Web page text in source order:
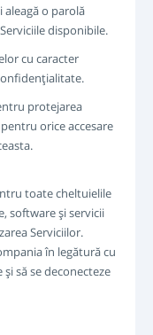
aleagă o parolă
disponibile.
cu caracter
protejarea
orice accesare
toate cheltuielile
software şi servicii
Serviciilor.
în legătură cu
să se deconecteze